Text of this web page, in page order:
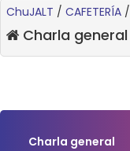
ChuJALT / CAFETERÍA /
Charla general
Charla general